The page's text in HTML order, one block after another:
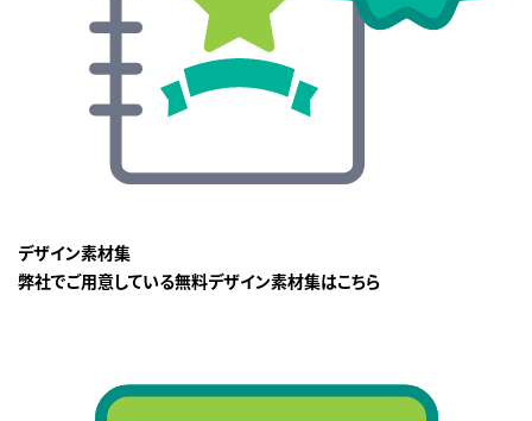
デザイン素材集
弊社でご用意している無料デザイン素材集はこちら